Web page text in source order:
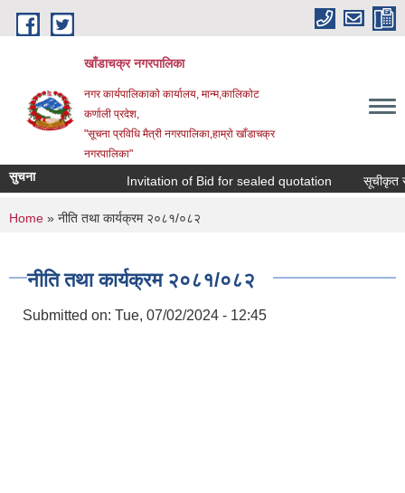
Skip to main content
खाँडाचक्र नगरपालिका
नगर कार्यपालिकाकाे कार्यालय, मान्म,कालिकाेट
क‍र्णाली प्रदेश,
"सूचना प्रविधि मैत्री नगरपालिका,हाम्राे खाँडाचक्र
नगरपालिका"
सुचना Invitation of Bid for sealed quotation सूचीकृत
You are here
Home » नीति तथा कार्यक्रम २०८१/०८२
नीति तथा कार्यक्रम २०८१/०८२
Submitted on: Tue, 07/02/2024 - 12:45